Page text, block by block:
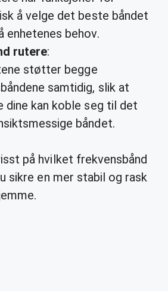
å velge det beste båndet
enhetenes behov.
rutere:
støtter begge
samtidig, slik at
dine kan koble seg til det
båndet.
på hvilket frekvensbånd
sikre en mer stabil og rask